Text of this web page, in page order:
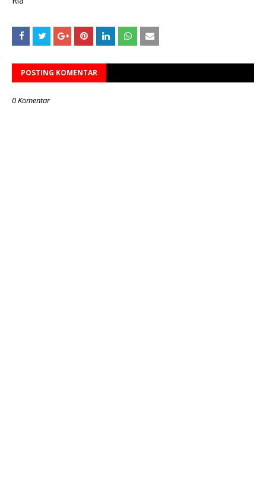
POSTING KOMENTAR
0 Komentar